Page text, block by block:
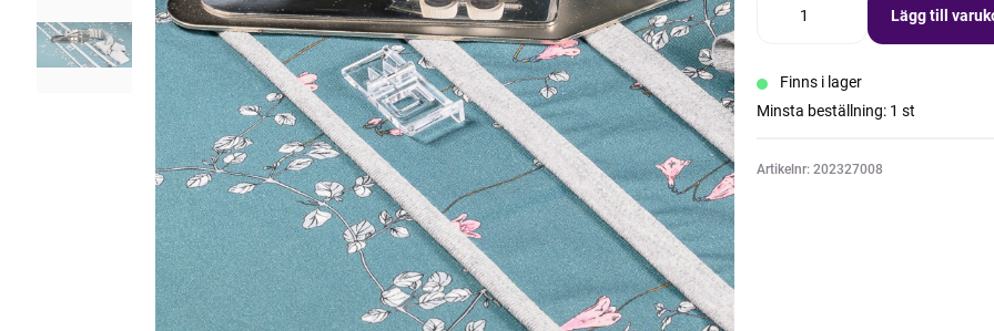
Lägg till
Finns i lager
Minsta beställning: 1 st
Artikelnr: 202327008